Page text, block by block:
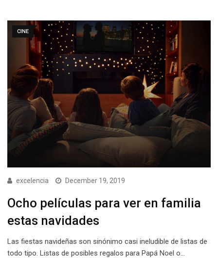
CINE
excelencia December 19, 2019
Ocho películas para ver en familia
estas navidades
Las fiestas navideñas son sinónimo casi ineludible de listas de
todo tipo. Listas de posibles regalos para Papá Noel o…